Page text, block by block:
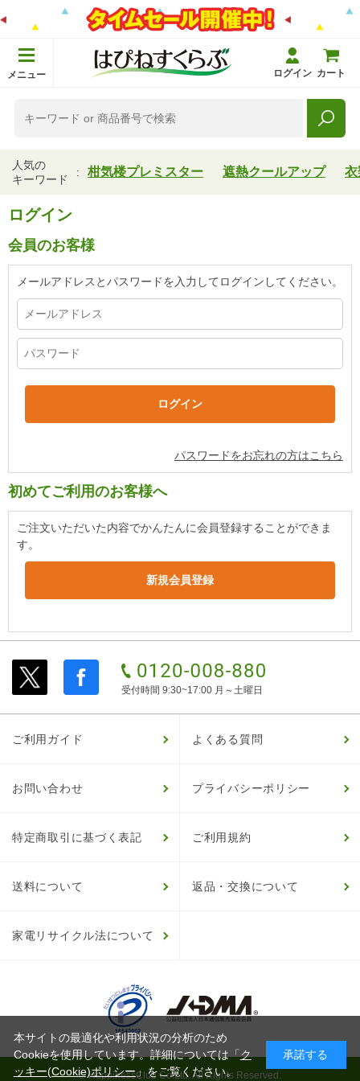
メニュー ログイン カート
人気の
キーワード
柑気楼プレミスター 遮熱クールアップ 衣
ログイン
会員のお客様
メールアドレスとパスワードを入力してログインしてください。
パスワードをお忘れの方はこちら
初めてご利用のお客様へ
ご注文いただいた内容でかんたんに会員登録することができま
す。
受付時間 9:30~17:00 月～土曜日
ご利用ガイド よくある質問
お問い合わせ プライバシーポリシー
特定商取引に基づく表記 ご利用規約
送料について 返品・交換について
家電リサイクル法について
© HappinessClub Co.Ltd. All Rights Reserved.
本サイトの最適化や利用状況の分析のため
Cookieを使用しています。詳細については「ク
ッキー(Cookie)ポリシー」をご覧ください。
承諾する